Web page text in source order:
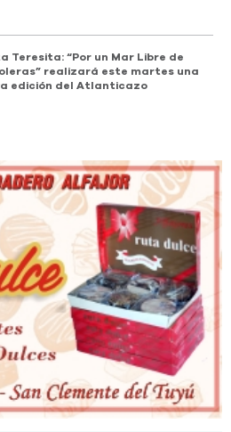
Teresita: “Por un Mar Libre de
realizará este martes una
edición del Atlanticazo